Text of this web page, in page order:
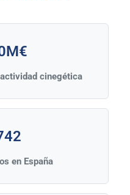
cinegética
en España